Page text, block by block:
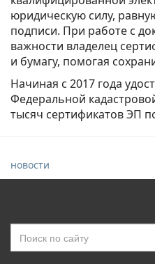
юридическую силу,
подписи. При работе с
важности владелец
и бумагу, помогая
Начиная с 2017 года
Федеральной
тысяч сертификатов ЭП
новости